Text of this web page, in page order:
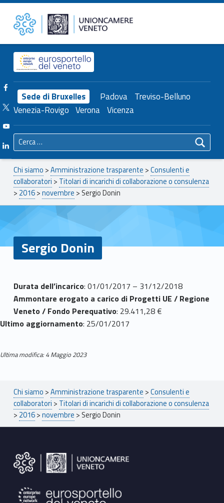
Sergio Donin – Unioncamere del Veneto Unioncamere del Veneto
Header info sidebar
Sede di Bruxelles Padova Treviso-Belluno
Venezia-Rovigo Verona Vicenza
Facebook Unioncamere Veneto
Twitter Unioncamere Veneto
Youtube Unioncamere Veneto
Linkedin Unioncamere Veneto
Ricerca per:
Breadcrumbs navigation
Chi siamo >Amministrazione trasparente >Consulenti e
collaboratori > Titolari di incarichi di collaborazione o consulenza
> 2016>novembre > Sergio Donin
Sergio Donin
S
e
r
g
o
D
o
n
i
n
Durata dell’incarico: 01/01/2017 – 31/12/2018
Ammontare erogato a carico di Progetti UE / Regione
Veneto / Fondo Perequativo: 29.411,28 €
Ultimo aggiornamento: 25/01/2017
Ultima modifica: 4 Maggio 2023
Breadcrumbs navigation
Chi siamo >Amministrazione trasparente >Consulenti e
collaboratori > Titolari di incarichi di collaborazione o consulenza
> 2016>novembre > Sergio Donin